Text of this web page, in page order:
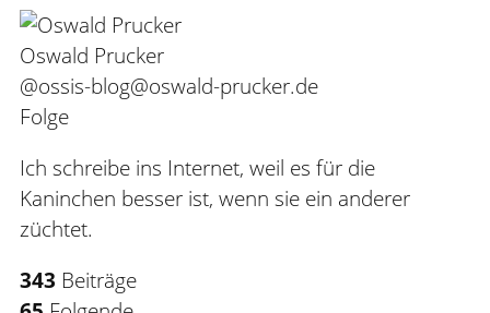
Oswald Prucker
@ossis-blog@oswald-prucker.de
Folge
Ich schreibe ins Internet, weil es für die
Kaninchen besser ist, wenn sie ein anderer
züchtet.
343 Beiträge